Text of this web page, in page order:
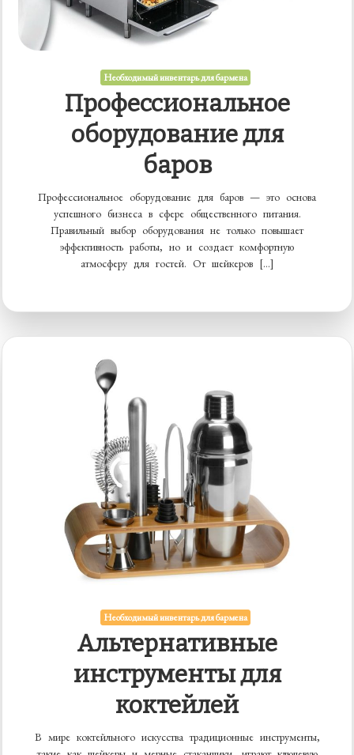
Необходимый инвентарь для бармена
Профессиональное
оборудование для
баров
Профессиональное оборудование для баров — это основа
успешного бизнеса в сфере общественного питания.
Правильный выбор оборудования не только повышает
эффективность работы, но и создает комфортную
атмосферу для гостей. От шейкеров […]
Необходимый инвентарь для бармена
Альтернативные
инструменты для
коктейлей
В мире коктейльного искусства традиционные инструменты,